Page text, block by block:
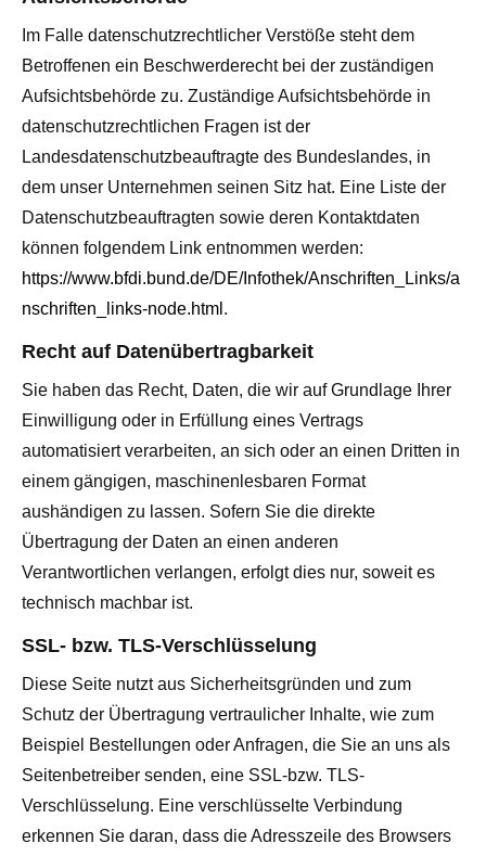
Im Falle datenschutzrechtlicher Verstöße steht dem
Betroffenen ein Beschwerderecht bei der zuständigen
Aufsichtsbehörde zu. Zuständige Aufsichtsbehörde in
datenschutzrechtlichen Fragen ist der
Landesdatenschutzbeauftragte des Bundeslandes, in
dem unser Unternehmen seinen Sitz hat. Eine Liste der
Datenschutzbeauftragten sowie deren Kontaktdaten
können folgendem Link entnommen werden:
https://www.bfdi.bund.de/DE/Infothek/Anschriften_Links/a
nschriften_links-node.html .
Recht auf Datenübertragbarkeit
Sie haben das Recht, Daten, die wir auf Grundlage Ihrer
Einwilligung oder in Erfüllung eines Vertrags
automatisiert verarbeiten, an sich oder an einen Dritten in
einem gängigen, maschinenlesbaren Format
aushändigen zu lassen. Sofern Sie die direkte
Übertragung der Daten an einen anderen
Verantwortlichen verlangen, erfolgt dies nur, soweit es
technisch machbar ist.
SSL- bzw. TLS-Verschlüsselung
Diese Seite nutzt aus Sicherheitsgründen und zum
Schutz der Übertragung vertraulicher Inhalte, wie zum
Beispiel Bestellungen oder Anfragen, die Sie an uns als
Seitenbetreiber senden, eine SSL-bzw. TLS-
Verschlüsselung. Eine verschlüsselte Verbindung
erkennen Sie daran, dass die Adresszeile des Browsers